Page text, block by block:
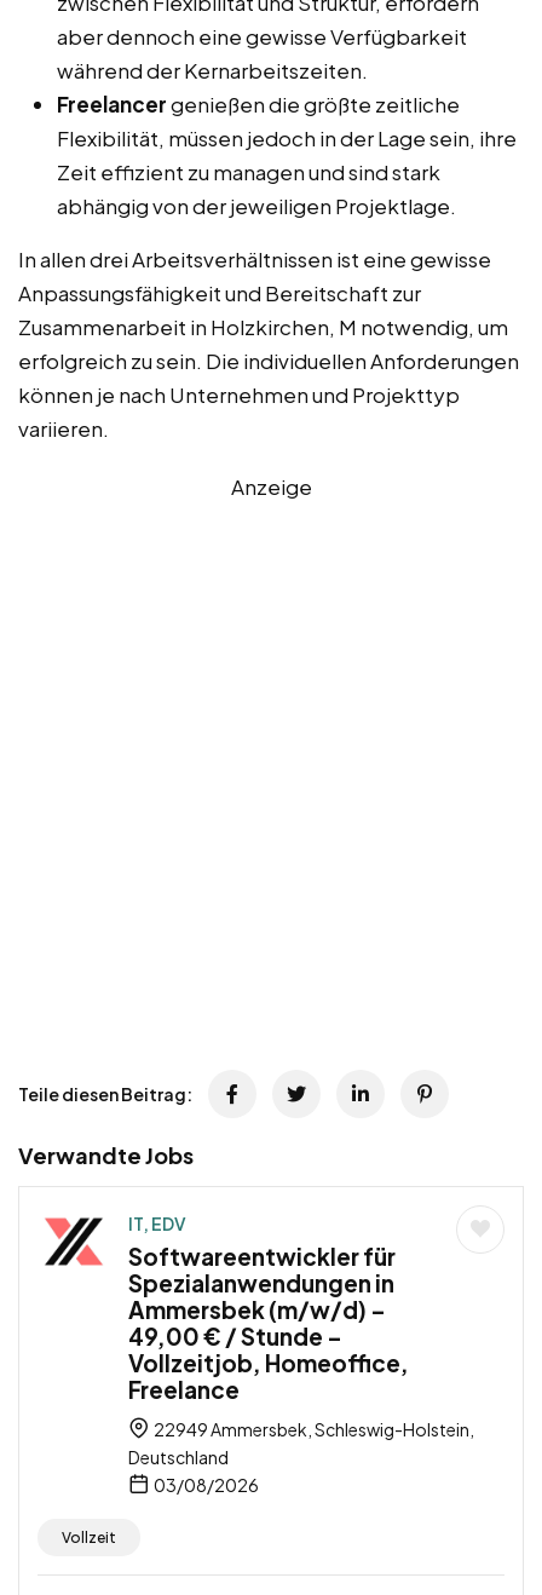
aber dennoch eine gewisse Verfügbarkeit
während der Kernarbeitszeiten.
Freelancergenießen die größte zeitliche
Flexibilität, müssen jedoch in der Lage sein, ihre
Zeit effizient zu managen und sind stark
abhängig von der jeweiligen Projektlage.
In allen drei Arbeitsverhältnissen ist eine gewisse
Anpassungsfähigkeit und Bereitschaft zur
Zusammenarbeit in Holzkirchen, M notwendig, um
erfolgreich zu sein. Die individuellen Anforderungen
können je nach Unternehmen und Projekttyp
variieren.
Anzeige
Teile diesen Beitrag:
Verwandte Jobs
IT, EDV
Softwareentwickler für
Spezialanwendungen in
Ammersbek (m/w/d) –
49,00 € / Stunde –
Vollzeitjob, Homeoffice,
Freelance
22949 Ammersbek, Schleswig-Holstein,
Deutschland
03/08/2026
Vollzeit